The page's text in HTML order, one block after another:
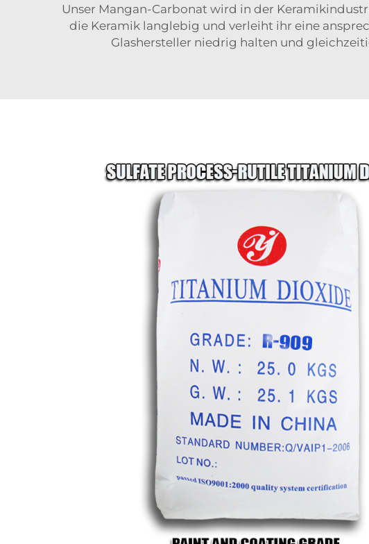
Unser Mangan-Carbonat wird in der
die Keramik langlebig und verleiht ihr eine
Glashersteller niedrig halten und